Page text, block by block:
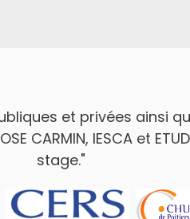
et privées ainsi
CARMIN, IESCA et
stage."